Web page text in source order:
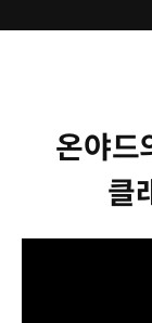
온야드
클